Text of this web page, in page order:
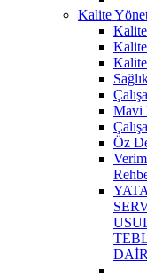
Kalite
Kalite
Mavi
Öz